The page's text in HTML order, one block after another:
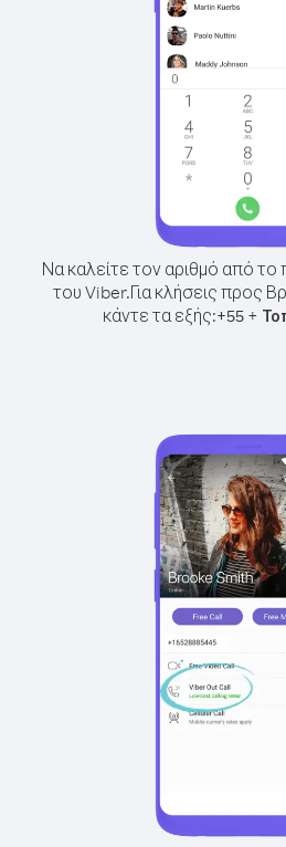
Να καλείτε τον αριθμό από το
του Viber.Για κλήσεις προς
κάντε τα εξής:+55+